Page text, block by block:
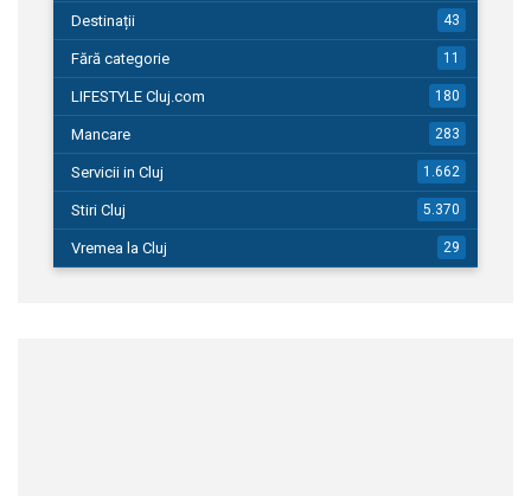
Destinații 43
Fără categorie 11
LIFESTYLE Cluj.com 180
Mancare 283
Servicii in Cluj 1.662
Stiri Cluj 5.370
Vremea la Cluj 29